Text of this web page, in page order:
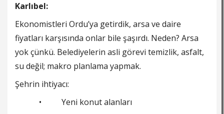
Karlıbel:
Ekonomistleri Ordu’ya getirdik, arsa ve daire
fiyatları karşısında onlar bile şaşırdı. Neden? Arsa
yok çünkü. Belediyelerin asli görevi temizlik, asfalt,
su değil; makro planlama yapmak.
Şehrin ihtiyacı:
• Yeni konut alanları